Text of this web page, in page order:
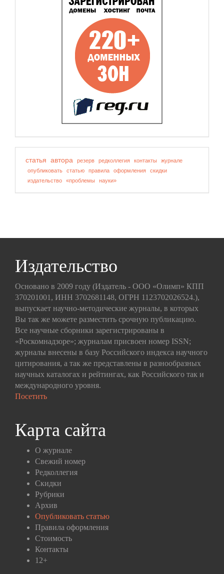
статья автора резерв редколлегия контакты
журнале
опубликовать
статью правила оформления
скидки
издательство
«проблемы науки»
Издательство
Основано в 2009 году (Издатель - ООО «Олимп» КПП
370201001, ИНН 3702681148, ОГРН 1123702026524.),
выпускает научно-методические журналы, в которых
Вы так же можете разместить срочную публикацию.
Все научные сборники зарегистрированы в
«Роскомнадзоре»; журналам присвоен номер ISSN;
журналы внесены в базу Российского индекса научного
цитирования, а так же представлены в разнообразных
научных каталогах и рейтингах, как Российского так и
международного уровня.
Посетить
Карта сайта
О журнале
Свежий номер
Редколлегия
Скидки
Рубрики
Архив
Опубликовать статью
Правила оформления
Стоимость
Контакты
12+